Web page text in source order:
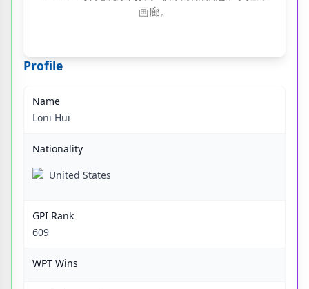
画廊。
Profile
Name
Loni Hui
Nationality
United States
GPI Rank
609
WPT Wins